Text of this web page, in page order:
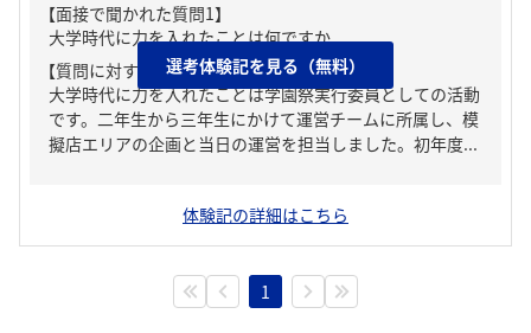
【面接で聞かれた質問1】
大学時代に力を入れたことは何ですか
【質問に対する回答1】
大学時代に力を入れたことは学園祭実行委員としての活動
です。二年生から三年生にかけて運営チームに所属し、模
擬店エリアの企画と当日の運営を担当しました。初年度...
選考体験記を見る（無料）
体験記の詳細はこちら
1